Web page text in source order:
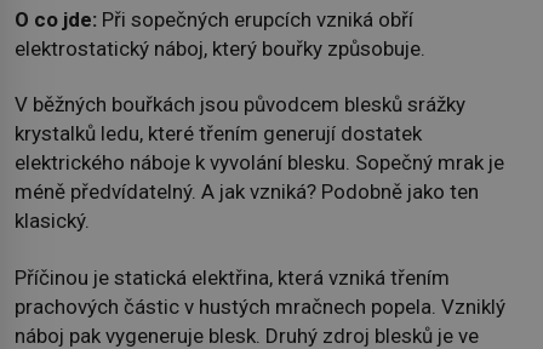
O co jde: Při sopečných erupcích vzniká obří
elektrostatický náboj, který bouřky způsobuje.
V běžných bouřkách jsou původcem blesků srážky
krystalků ledu, které třením generují dostatek
elektrického náboje k vyvolání blesku. Sopečný mrak je
méně předvídatelný. A jak vzniká? Podobně jako ten
klasický.
Příčinou je statická elektřina, která vzniká třením
prachových částic v hustých mračnech popela. Vzniklý
náboj pak vygeneruje blesk. Druhý zdroj blesků je ve